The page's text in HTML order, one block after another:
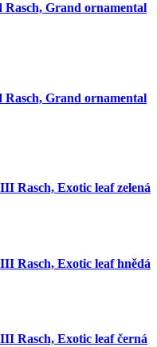
Grand ornamental
Grand ornamental
Rasch, Exotic leaf zelená
Rasch, Exotic leaf hnědá
Rasch, Exotic leaf černá